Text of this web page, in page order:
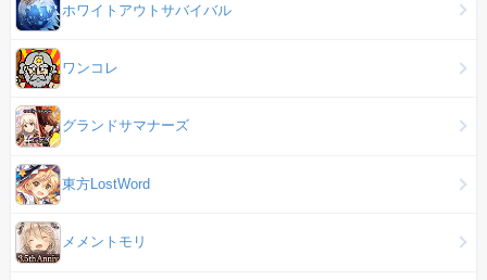
ホワイトアウトサバイバル
ワンコレ
グランドサマナーズ
東方LostWord
メメントモリ